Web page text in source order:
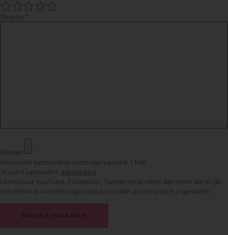
5
4
3
2
Reactie *
Bijlage
Maximale bestandsgrootte van upload: 1 MB.
Je kunt uploaden: afbeelding
Links naar YouTube, Facebook, Twitter en andere diensten die in de
reactietekst worden ingevoegd, worden automatisch ingesloten.